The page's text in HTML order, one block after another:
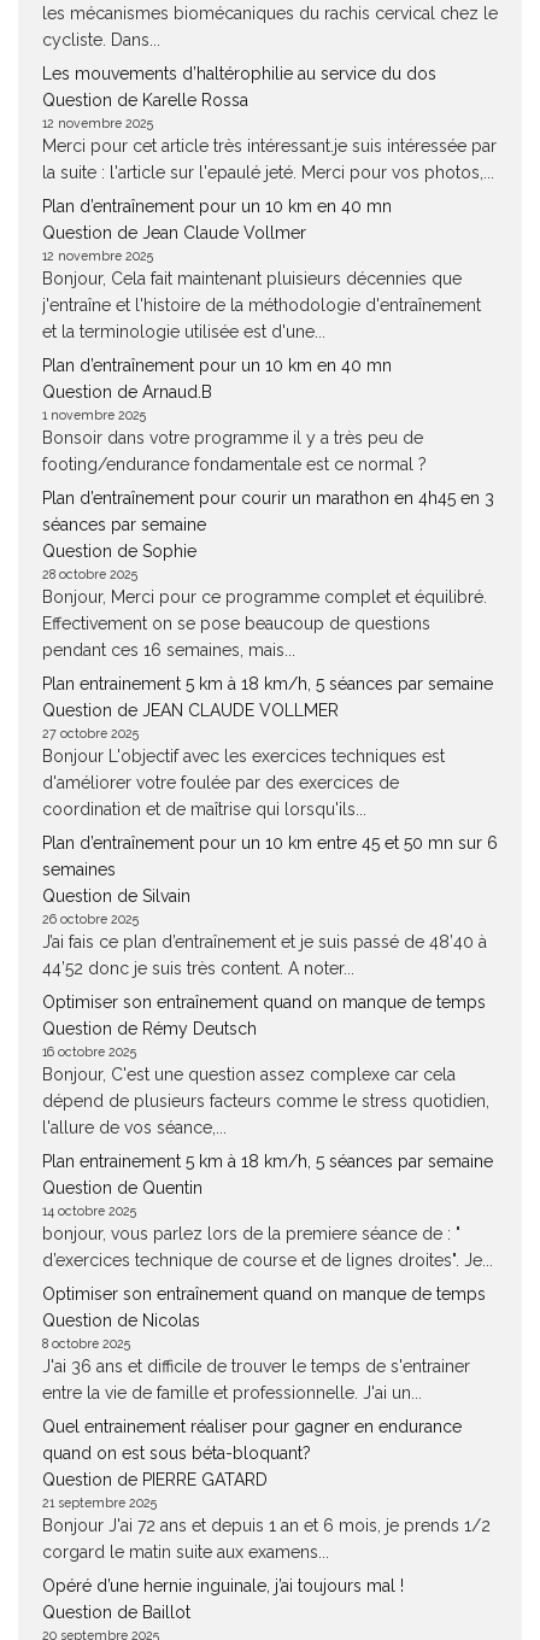
les mécanismes biomécaniques du rachis cervical chez le
cycliste. Dans...
Les mouvements d’haltérophilie au service du dos
Question de Karelle Rossa
12 novembre 2025
Merci pour cet article très intéressant.je suis intéressée par
la suite : l'article sur l'epaulé jeté. Merci pour vos photos,...
Plan d’entraînement pour un 10 km en 40 mn
Question de Jean Claude Vollmer
12 novembre 2025
Bonjour, Cela fait maintenant pluisieurs décennies que
j'entraîne et l'histoire de la méthodologie d'entraînement
et la terminologie utilisée est d'une...
Plan d’entraînement pour un 10 km en 40 mn
Question de Arnaud.B
1 novembre 2025
Bonsoir dans votre programme il y a très peu de
footing/endurance fondamentale est ce normal ?
Plan d’entraînement pour courir un marathon en 4h45 en 3
séances par semaine
Question de Sophie
28 octobre 2025
Bonjour, Merci pour ce programme complet et équilibré.
Effectivement on se pose beaucoup de questions
pendant ces 16 semaines, mais...
Plan entrainement 5 km à 18 km/h, 5 séances par semaine
Question de JEAN CLAUDE VOLLMER
27 octobre 2025
Bonjour L'objectif avec les exercices techniques est
d'améliorer votre foulée par des exercices de
coordination et de maîtrise qui lorsqu'ils...
Plan d’entraînement pour un 10 km entre 45 et 50 mn sur 6
semaines
Question de Silvain
26 octobre 2025
J’ai fais ce plan d’entraînement et je suis passé de 48’40 à
44’52 donc je suis très content. A noter...
Optimiser son entraînement quand on manque de temps
Question de Rémy Deutsch
16 octobre 2025
Bonjour, C'est une question assez complexe car cela
dépend de plusieurs facteurs comme le stress quotidien,
l'allure de vos séance,...
Plan entrainement 5 km à 18 km/h, 5 séances par semaine
Question de Quentin
14 octobre 2025
bonjour, vous parlez lors de la premiere séance de : "
d’exercices technique de course et de lignes droites". Je...
Optimiser son entraînement quand on manque de temps
Question de Nicolas
8 octobre 2025
J'ai 36 ans et difficile de trouver le temps de s'entrainer
entre la vie de famille et professionnelle. J'ai un...
Quel entrainement réaliser pour gagner en endurance
quand on est sous béta-bloquant?
Question de PIERRE GATARD
21 septembre 2025
Bonjour J'ai 72 ans et depuis 1 an et 6 mois, je prends 1/2
corgard le matin suite aux examens...
Opéré d’une hernie inguinale, j’ai toujours mal !
Question de Baillot
20 septembre 2025